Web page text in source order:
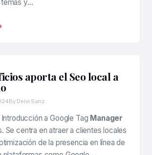
temas y…
aporta el Seo local a
By Deivi Sanz
a Google Tag Manager
Se centra en atraer a clientes locales
de la presencia en línea de